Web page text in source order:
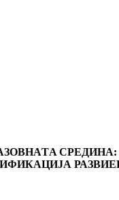
ЗОВНAТA СРЕДИНА:
РАЗВИЕ